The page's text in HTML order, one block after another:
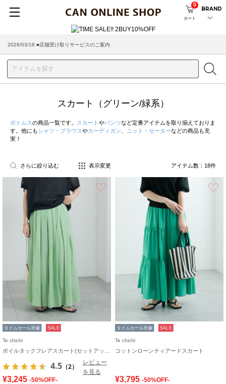
カート
0
BRAND
2026/03/18 ■店舗受け取りサービスのご案内
スカート（グリーン/緑系）
ボトムスの商品一覧です。 スカート やパンツなど定番アイテムを取り揃えておりま
す。他にもシャツ・ブラウスやカーディガン ニット・セーターなどの商品も充
実！
さらに絞り込む 表示変更 アイテム数： 18件
お気に入り
タイムセール対象 SALE
Te chichi
4.5 （2）
レビュー
を見る
¥3,245 -50%OFF-
タイムセール対象 SALE
Te chichi
コットンローンティアードスカート
¥3,795 -50%OFF-